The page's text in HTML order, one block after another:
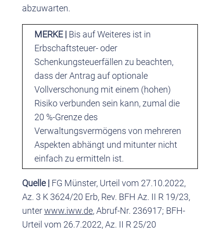
abzuwarten.
MERKE | Bis auf Weiteres ist in
Erbschaftsteuer- oder
Schenkungsteuerfällen zu beachten,
dass der Antrag auf optionale
Vollverschonung mit einem (hohen)
Risiko verbunden sein kann, zumal die
20 %-Grenze des
Verwaltungsvermögens von mehreren
Aspekten abhängt und mitunter nicht
einfach zu ermitteln ist.
Quelle | FG Münster, Urteil vom 27.10.2022,
Az. 3 K 3624/20 Erb, Rev. BFH Az. II R 19/23,
unterwww.iww.de, Abruf-Nr. 236917; BFH-
Urteil vom 26.7.2022, Az. II R 25/20